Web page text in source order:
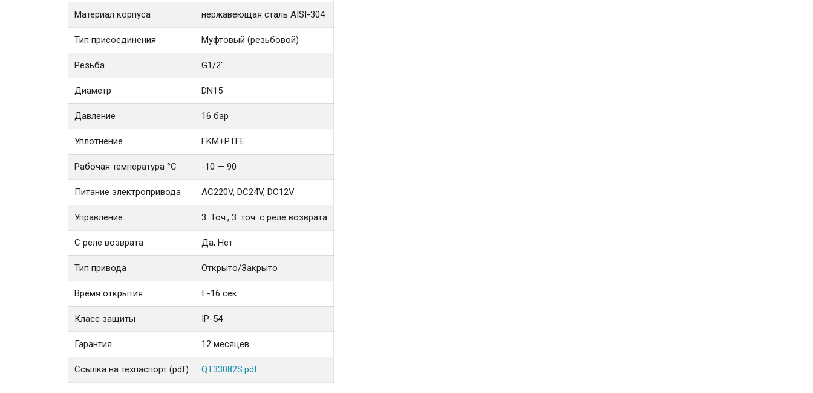
Материал корпуса нержавеющая сталь AISI-304
Тип присоединения Муфтовый (резьбовой)
Резьба G1/2"
Диаметр DN15
Давление 16 бар
Уплотнение FKM+PTFE
Рабочая температура °С -10 — 90
Питание электропривода AC220V, DC24V, DC12V
Управление 3. Точ., 3. точ. с реле возврата
С реле возврата Да, Нет
Тип привода Открыто/Закрыто
Время открытия t -16 сек.
Класс защиты IP-54
Гарантия 12 месяцев
Ссылка на техпаспорт (pdf) QT33082S.pdf